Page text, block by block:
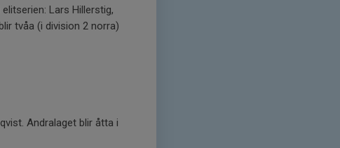
Lars Hillerstig,
tvåa (i division 2 norra)
Andralaget blir åtta i